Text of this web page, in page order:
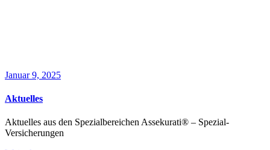
Januar 9, 2025
Aktuelles
Aktuelles aus den Spezialbereichen Assekurati® – Spezial-
Versicherungen